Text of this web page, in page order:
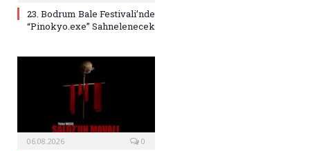
23. Bodrum Bale Festivali’nde
“Pinokyo.exe” Sahnelenecek
06.08.2026 0